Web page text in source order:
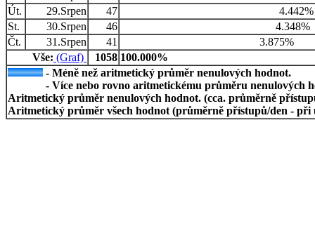
Út.
29.Srpen 47
4.442%
St.
30.Srpen 46
4.348%
Čt.
31.Srpen 41
3.875%
Vše: (Graf) 1058 100.000%
- Méně než aritmetický průměr nenulových hodnot.
- Více nebo rovno aritmetickému průměru nenulových
Aritmetický průměr nenulových hodnot. (cca. průměrně
Aritmetický průměr všech hodnot (průměrně přístupů/den - při